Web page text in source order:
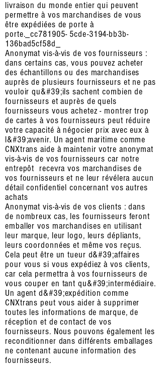
livraison du monde entier qui peuvent
permettre à vos marchandises de vous
être expédiées de porte à
porte._cc781905- 5cde-3194-bb3b-
136bad5cf58d_
Anonymat vis-à-vis de vos fournisseurs :
dans certains cas, vous pouvez acheter
des échantillons ou des marchandises
auprès de plusieurs fournisseurs et ne pas
vouloir qu&#39;ils sachent combien de
fournisseurs et auprès de quels
fournisseurs vous achetez - montrer trop
de cartes à vos fournisseurs peut réduire
votre capacité à négocier prix avec eux à
l&#39;avenir. Un agent maritime comme
CNXtrans aide à maintenir votre anonymat
vis-à-vis de vos fournisseurs car notre
entrepôt recevra vos marchandises de
vos fournisseurs et ne leur révélera aucun
détail confidentiel concernant vos autres
achats
Anonymat vis-à-vis de vos clients : dans
de nombreux cas, les fournisseurs feront
emballer vos marchandises en utilisant
leur marque, leur logo, leurs dépliants,
leurs coordonnées et même vos reçus.
Cela peut être un tueur d&#39;affaires
pour vous si vous expédiez à vos clients,
car cela permettra à vos fournisseurs de
vous couper en tant qu&#39;intermédiaire.
Un agent d&#39;expédition comme
CNXtrans peut vous aider à supprimer
toutes les informations de marque, de
réception et de contact de vos
fournisseurs. Nous pouvons également les
reconditionner dans différents emballages
ne contenant aucune information des
fournisseurs.